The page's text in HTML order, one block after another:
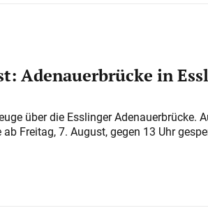
Adenauerbrücke in
über die Esslinger Adenauerbrücke.
Freitag, 7. August, gegen 13 Uhr